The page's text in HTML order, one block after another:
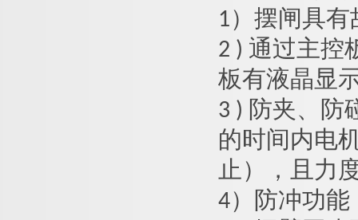
1） 摆闸 具有
2 ) 通过主控
板有液晶显
3 ) 防夹、防
的时间内电
止），且力
4）防冲功